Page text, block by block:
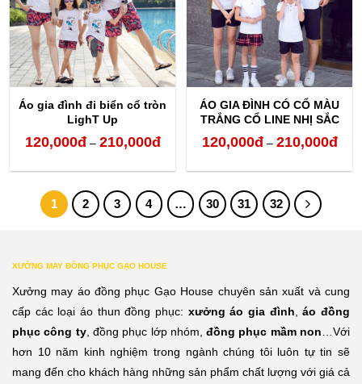
Áo gia đình đi biển cổ tròn
LighT Up
120,000đ – 210,000đKhoảng
120,000đ
210,000đ
ÁO GIA ĐÌNH CÓ CỔ MÀU
TRẮNG CỔ LINE NHỊ SẮC
120,000đ – 210,000đ
1 2 3 4 … 30 31 32
XƯỞNG MAY ĐỒNG PHỤC GẠO HOUSE
Xưởng may áo đồng phục Gạo House chuyên sản xuất và cung
cấp các loại áo thun đồng phục: xưởng áo gia đình ,áo đồng
phục công ty, đồng phục lớp nhóm,đồng phục mầm non …Với
hơn 10 năm kinh nghiệm trong ngành chúng tôi luôn tự tin sẽ
mang đến cho khách hàng những sản phẩm chất lượng với giá cả